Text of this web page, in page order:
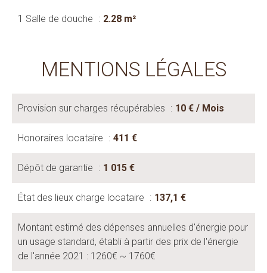
1 Salle de douche 2.28 m²
MENTIONS LÉGALES
Provision sur charges récupérables 10 € / Mois
Honoraires locataire 411 €
Dépôt de garantie 1 015 €
État des lieux charge locataire 137,1 €
Montant estimé des dépenses annuelles d'énergie pour
un usage standard, établi à partir des prix de l'énergie
de l'année 2021 : 1260€ ~ 1760€